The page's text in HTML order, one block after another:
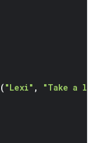
( "Lexi" ,
"Take a